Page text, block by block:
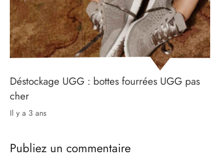
Déstockage UGG : bottes fourrées UGG pas
cher
il y a 3 ans
Publiez un commentaire